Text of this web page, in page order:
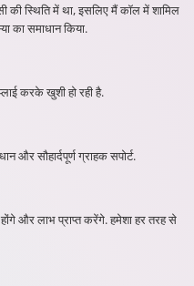
की स्थिति में था, इसलिए मैं कॉल में शामिल
का समाधान किया.
करके खुशी हो रही है.
और सौहार्दपूर्ण ग्राहक सपोर्ट.
और लाभ प्राप्त करेंगे. हमेशा हर तरह से